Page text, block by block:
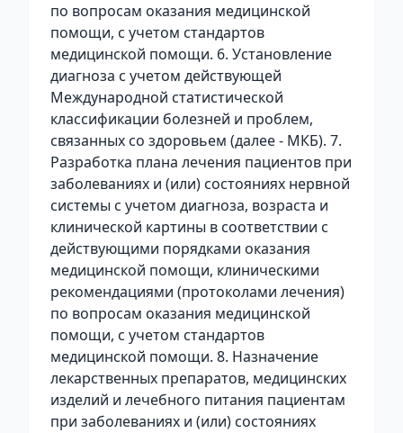
по вопросам оказания медицинской
помощи, с учетом стандартов
медицинской помощи. 6. Установление
диагноза с учетом действующей
Международной статистической
классификации болезней и проблем,
связанных со здоровьем (далее - МКБ). 7.
Разработка плана лечения пациентов при
заболеваниях и (или) состояниях нервной
системы с учетом диагноза, возраста и
клинической картины в соответствии с
действующими порядками оказания
медицинской помощи, клиническими
рекомендациями (протоколами лечения)
по вопросам оказания медицинской
помощи, с учетом стандартов
медицинской помощи. 8. Назначение
лекарственных препаратов, медицинских
изделий и лечебного питания пациентам
при заболеваниях и (или) состояниях